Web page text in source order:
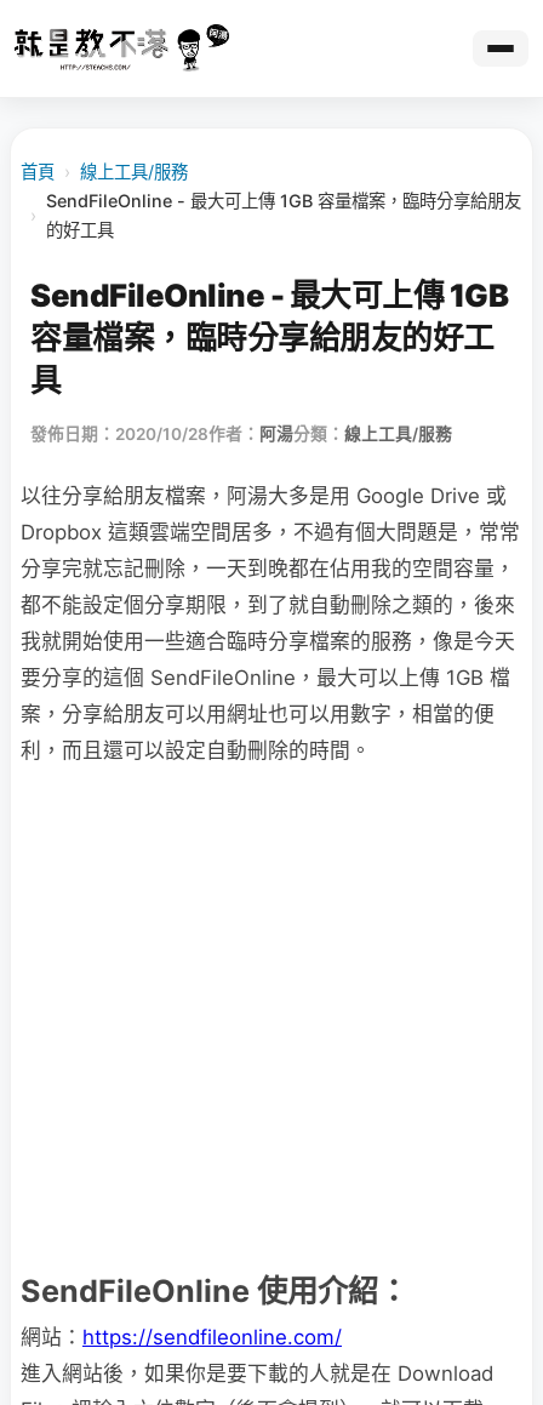
首頁 › 線上工具/服務
›
SendFileOnline - 最大可上傳 1GB 容量檔案，臨時分享給朋友
的好工具
SendFileOnline - 最大可上傳 1GB
容量檔案，臨時分享給朋友的好工
具
發佈日期：2020/10/28作者： 阿湯分類： 線上工具/服務
以往分享給朋友檔案，阿湯大多是用 Google Drive 或
Dropbox 這類雲端空間居多，不過有個大問題是，常常
分享完就忘記刪除，一天到晚都在佔用我的空間容量，
都不能設定個分享期限，到了就自動刪除之類的，後來
我就開始使用一些適合臨時分享檔案的服務，像是今天
要分享的這個 SendFileOnline，最大可以上傳 1GB 檔
案，分享給朋友可以用網址也可以用數字，相當的便
利，而且還可以設定自動刪除的時間。
SendFileOnline 使用介紹：
網站： https://sendfileonline.com/
進入網站後，如果你是要下載的人就是在 Download